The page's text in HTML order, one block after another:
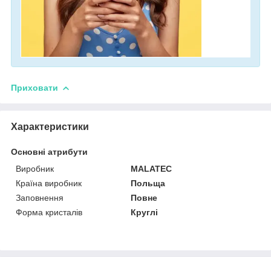
Приховати
Характеристики
Основні атрибути
Виробник
MALATEC
Країна виробник
Польща
Заповнення
Повне
Форма кристалів
Круглі